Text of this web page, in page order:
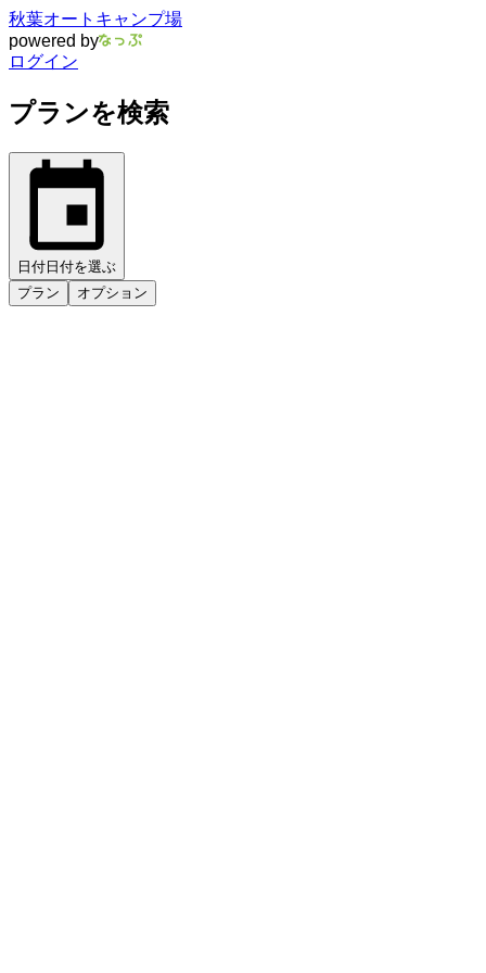
秋葉オートキャンプ場
powered by
ログイン
プランを検索
日付 日付を選ぶ
プラン
オプション